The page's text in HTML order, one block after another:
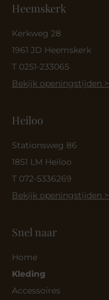
Heemskerk
Kerkweg 28
1961 JD Heemskerk
T 0251-233065
Bekijk openingstijden >
Heiloo
Stationsweg 86
1851 LM Heiloo
T 072-5336269
Bekijk openingstijden >
Snel naar
Home
Kleding
Accessoires